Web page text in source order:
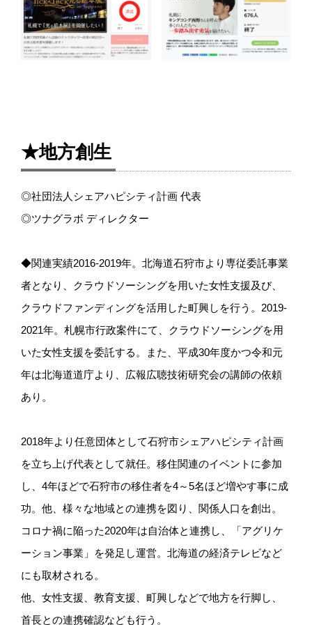
★地方創生
◎社団法人シェアハピシティ計画 代表
◎ツナグラボ ディレクター
◆関連実績2016-2019年。北海道石狩市より専従委託事業
者となり、クラウドソーシングを用いた女性支援及び、
クラウドファンディングを活用した町興しを行う。2019-
2021年。札幌市行政案件にて、クラウドソーシングを用
いた女性支援を委託する。また、平成30年度かつ令和元
年は北海道道庁より、広報広聴技術研究会の講師の依頼
あり。
2018年より任意団体として石狩市シェアハピシティ計画
を立ち上げ代表として就任。移住関連のイベントに参加
し、4年ほどで石狩市の移住者を4～5名ほど増やす事に成
功。他、様々な地域との連携を図り、関係人口を創出。
コロナ禍に陥った2020年は自治体と連携し、「アグリケ
ーション事業」を発足し運営。北海道の経済テレビなど
にも取材される。
他、女性支援、教育支援、町興しなどで地方を行脚し、
首長との連携確認なども行う。